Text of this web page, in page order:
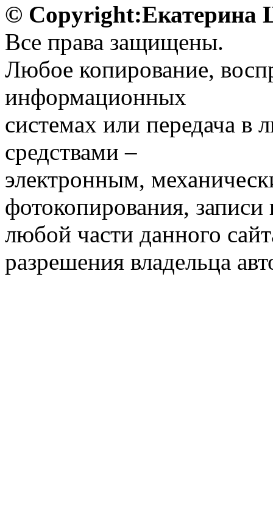
© Copyright:Екатерина
Все права защищены.
Любое копирование,
информационных
системах или передача
средствами –
электронным,
фотокопирования,
любой части данного
разрешения владельца